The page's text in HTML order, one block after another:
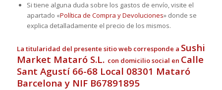
Si tiene alguna duda sobre los gastos de envío, visite el
apartado «Política de Compra y Devoluciones» donde se
explica detalladamente el precio de los mismos.
La titularidad del presente sitio web corresponde a Sushi
Market Mataró S.L.con domicilio social en Calle
Sant Agustí 66-68 Local 08301 Mataró
Barcelona y NIF B67891895